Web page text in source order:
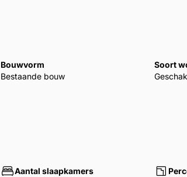
Bouwvorm
Bestaande bouw
Soort
Aantal slaapkamers